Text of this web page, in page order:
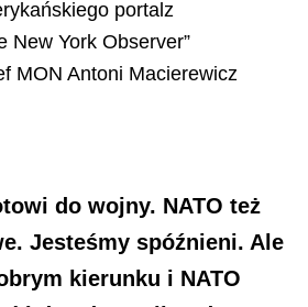
portalz
New York Observer”
MON Antoni Macierewicz
do wojny. NATO też
Jesteśmy spóźnieni. Ale
kierunku i NATO